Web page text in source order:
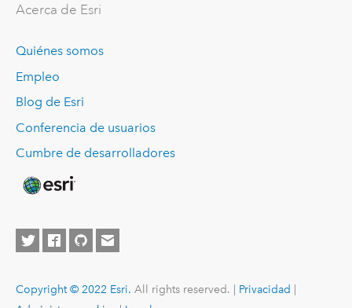
Acerca de Esri
Quiénes somos
Empleo
Blog de Esri
Conferencia de usuarios
Cumbre de desarrolladores
Copyright © 2022 Esri. All rights reserved. | Privacidad